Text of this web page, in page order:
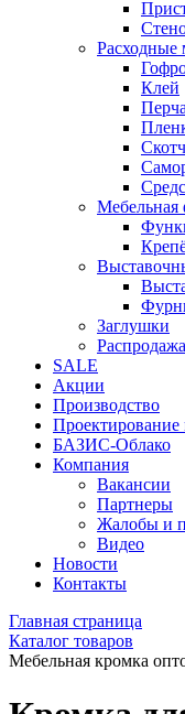
Расходные
Клей
Скотч
Мебельная
Заглушки
Распродажа
SALE
Акции
Производство
Проектирование
БАЗИС-Облако
Компания
Вакансии
Партнеры
Жалобы и
Видео
Новости
Контакты
Главная страница
Каталог товаров
Мебельная кромка